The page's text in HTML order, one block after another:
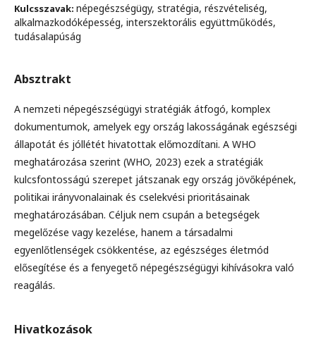
Kulcsszavak: népegészségügy, stratégia, részvételiség,
alkalmazkodóképesség, interszektorális együttműködés,
tudásalapúság
Absztrakt
A nemzeti népegészségügyi stratégiák átfogó, komplex
dokumentumok, amelyek egy ország lakosságának egészségi
állapotát és jóllétét hivatottak előmozdítani. A WHO
meghatározása szerint (WHO, 2023) ezek a stratégiák
kulcsfontosságú szerepet játszanak egy ország jövőképének,
politikai irányvonalainak és cselekvési prioritásainak
meghatározásában. Céljuk nem csupán a betegségek
megelőzése vagy kezelése, hanem a társadalmi
egyenlőtlenségek csökkentése, az egészséges életmód
elősegítése és a fenyegető népegészségügyi kihívásokra való
reagálás.
Hivatkozások